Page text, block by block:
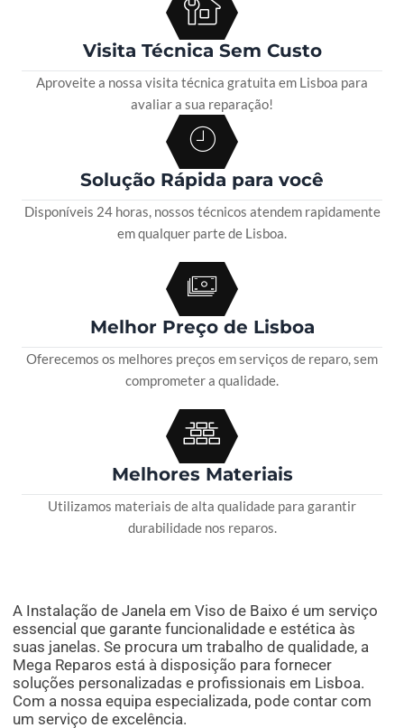
Visita Técnica Sem Custo
Aproveite a nossa visita técnica gratuita em Lisboa para
avaliar a sua reparação!
Solução Rápida para você
Disponíveis 24 horas, nossos técnicos atendem rapidamente
em qualquer parte de Lisboa.
Melhor Preço de Lisboa
Oferecemos os melhores preços em serviços de reparo, sem
comprometer a qualidade.
Melhores Materiais
Utilizamos materiais de alta qualidade para garantir
durabilidade nos reparos.
A Instalação de Janela em Viso de Baixo é um serviço
essencial que garante funcionalidade e estética às
suas janelas. Se procura um trabalho de qualidade, a
Mega Reparos está à disposição para fornecer
soluções personalizadas e profissionais em Lisboa.
Com a nossa equipa especializada, pode contar com
um serviço de excelência.